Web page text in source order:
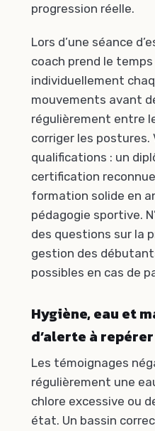
progression réelle.
Lors d’une séance
coach prend le
individuellement
mouvements avant
régulièrement entre
corriger les postures.
qualifications : un
certification
formation solide en
pédagogie sportive.
des questions sur la
gestion des
possibles en cas de
Hygiène, eau et
d’alerte à
Les témoignages
régulièrement une
chlore excessive ou
état. Un bassin